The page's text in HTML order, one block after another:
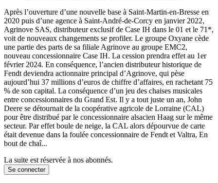
Après l’ouverture d’une nouvelle base à Saint-Martin-en-Bresse en
2020 puis d’une agence à Saint-André-de-Corcy en janvier 2022,
Agrinove SAS, distributeur exclusif de Case IH dans le 01 et le 71*,
voit de nouveaux changements se profiler. Le groupe Oxyane cède
une partie des parts de sa filiale Agrinove au groupe EMC2,
nouveau concessionnaire Case IH. La cession prendra effet au 1er
février 2024. En conséquence, l’ancien distributeur historique de
Fendt deviendra actionnaire principal d’Agrinove, qui pèse
aujourd’hui 37 millions d’euros de chiffre d’affaires, en rachetant 75
% de son capital. La conséquence d’un jeu des chaises musicales
entre concessionnaires du Grand Est. Il y a tout juste un an, John
Deere se détournait de la coopérative agricole de Lorraine (CAL)
pour être distribué par le concessionnaire alsacien Haag sur le même
secteur. Par effet boule de neige, la CAL alors dépourvue de carte
était devenue dans la foulée concessionnaire de Fendt et Valtra, En
bout de chaî...
La suite est réservée à nos abonnés.
Se connecter